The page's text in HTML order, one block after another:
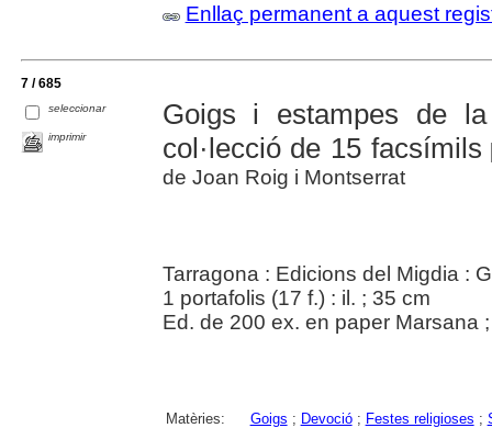
Enllaç permanent a aquest
7 / 685
seleccionar
imprimir
Goigs i estampes de
col·lecció de 15 facsímils
de Joan Roig i Montserrat
Tarragona : Edicions del Migdia :
1 portafolis (17 f.) : il. ; 35 cm
Ed. de 200 ex. en paper Marsana
Matèries: Goigs ; Devoció; Festes religioses ;